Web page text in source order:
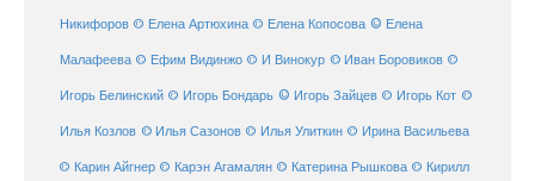
Никифоров © Елена Артюхина © Елена Копосова © Елена
Малафеева © Ефим Видинжо © И Винокур © Иван Боровиков ©
Игорь Белинский © Игорь Бондарь © Игорь Зайцев © Игорь Кот ©
Илья Козлов © Илья Сазонов © Илья Улиткин © Ирина Васильева
© Карин Айгнер © Карэн Агамалян © Катерина Рышкова © Кирилл